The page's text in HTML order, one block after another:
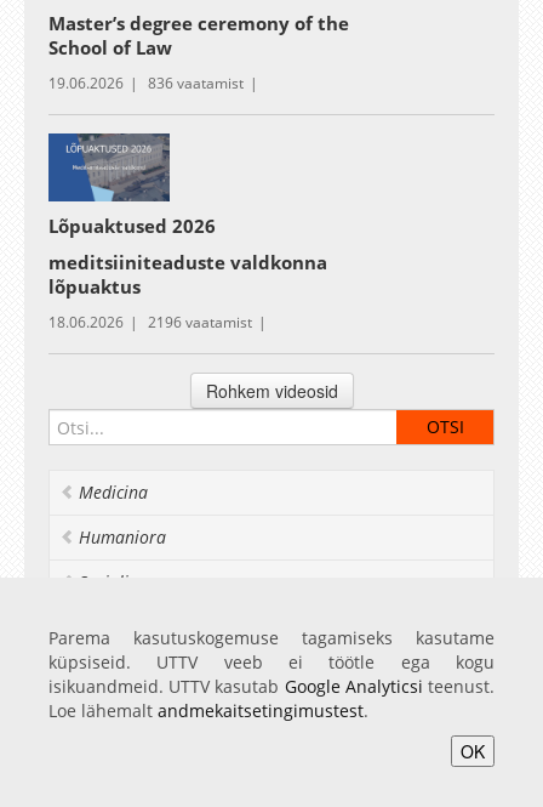
Master’s degree ceremony of the
School of Law
19.06.2026 836 vaatamist
Lõpuaktused 2026
meditsiiniteaduste valdkonna
lõpuaktus
18.06.2026 2196 vaatamist
Medicina
Humaniora
Socialia
Realia et naturalia
Ülikoolist veel
Parema kasutuskogemuse tagamiseks kasutame
küpsiseid. UTTV veeb ei töötle ega kogu
isikuandmeid. UTTV kasutab Google Analyticsi teenust.
Loe lähemalt andmekaitsetingimustest.
OK